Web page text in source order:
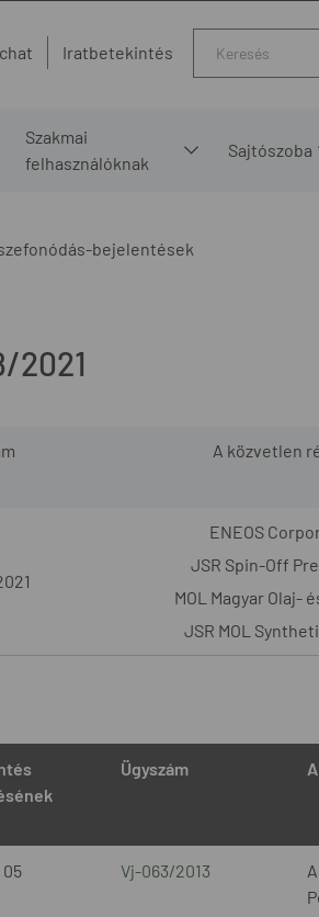
Iratbetekintés
Szakmai
felhasználóknak
Sajtószoba
bejelentések
2021
A közvetlen
ENEOS
JSR Spin-Off
MOL Magyar Olaj-
JSR MOL
Ügyszám
05 Vj-063/2013